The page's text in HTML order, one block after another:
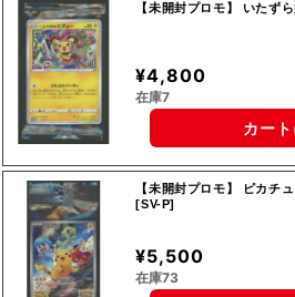
【未開封プロモ】 いたず
¥4,800
在庫7
カー
【未開封プロモ】 ピカチ
[SV-P]
¥5,500
在庫73